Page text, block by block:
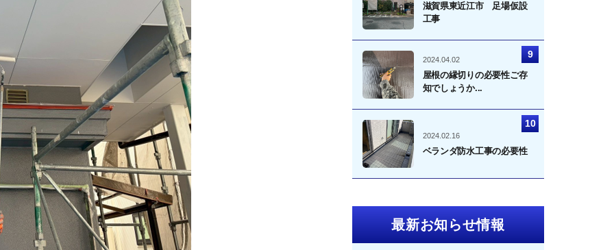
滋賀県東近江市 足場仮設
工事
2024.04.02
屋根の縁切りの必要性ご存
知でしょうか...
2024.02.16
ベランダ防水工事の必要性
最新お知らせ情報